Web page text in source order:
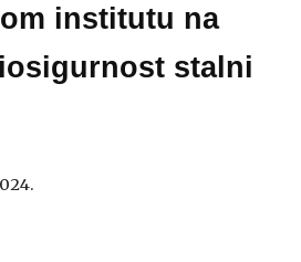
institutu na
stalni